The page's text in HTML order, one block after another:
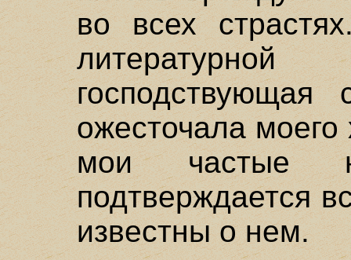
во всех
господствующая
ожесточала моего
мои частые
подтверждается
известны о нем.